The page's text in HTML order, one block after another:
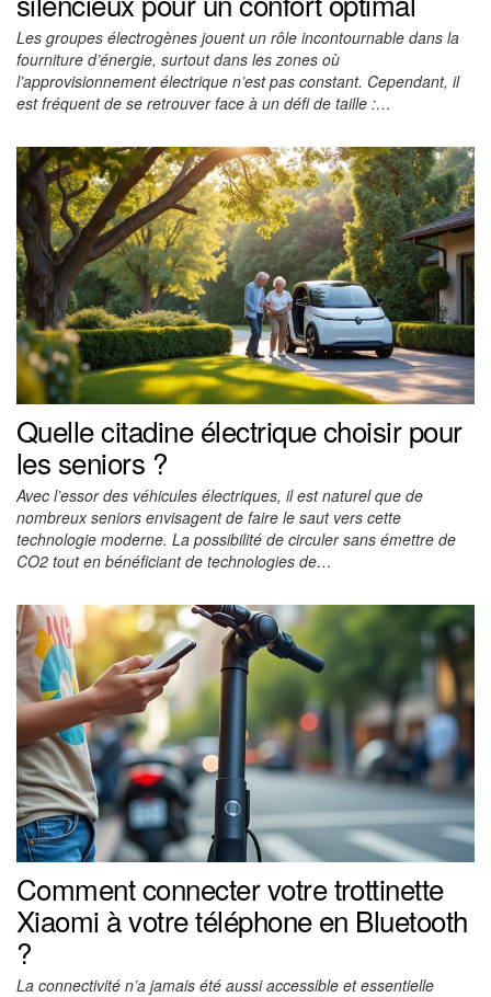
Les groupes électrogènes jouent un rôle incontournable dans la
fourniture d’énergie, surtout dans les zones où
l’approvisionnement électrique n’est pas constant. Cependant, il
est fréquent de se retrouver face à un défi de taille :…
Quelle citadine électrique choisir pour
les seniors ?
Avec l’essor des véhicules électriques, il est naturel que de
nombreux seniors envisagent de faire le saut vers cette
technologie moderne. La possibilité de circuler sans émettre de
CO2 tout en bénéficiant de technologies de…
Comment connecter votre trottinette
Xiaomi à votre téléphone en Bluetooth
?
La connectivité n’a jamais été aussi accessible et essentielle